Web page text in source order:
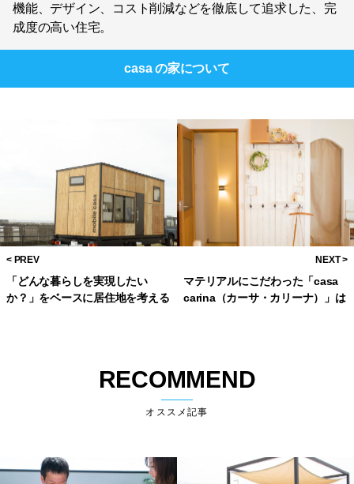
機能、デザイン、コスト削減などを徹底して追求した、完
成度の高い住宅。
casa の家について
「どんな暮らしを実現したい
か？」をベースに居住地を考える
マテリアルにこだわった「casa
carina（カーサ・カリーナ）」は
RECOMMEND
オススメ記事